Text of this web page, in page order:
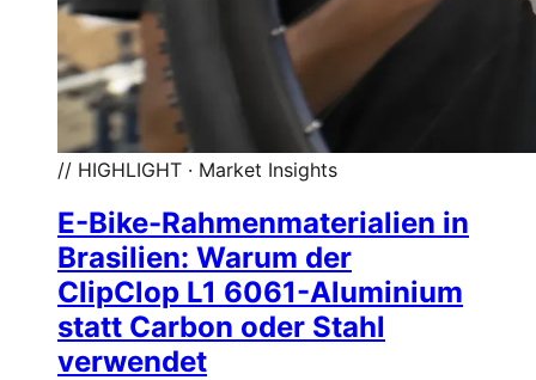
// HIGHLIGHT · Market Insights
E-Bike-Rahmenmaterialien in
Brasilien: Warum der
ClipClop L1 6061-Aluminium
statt Carbon oder Stahl
verwendet